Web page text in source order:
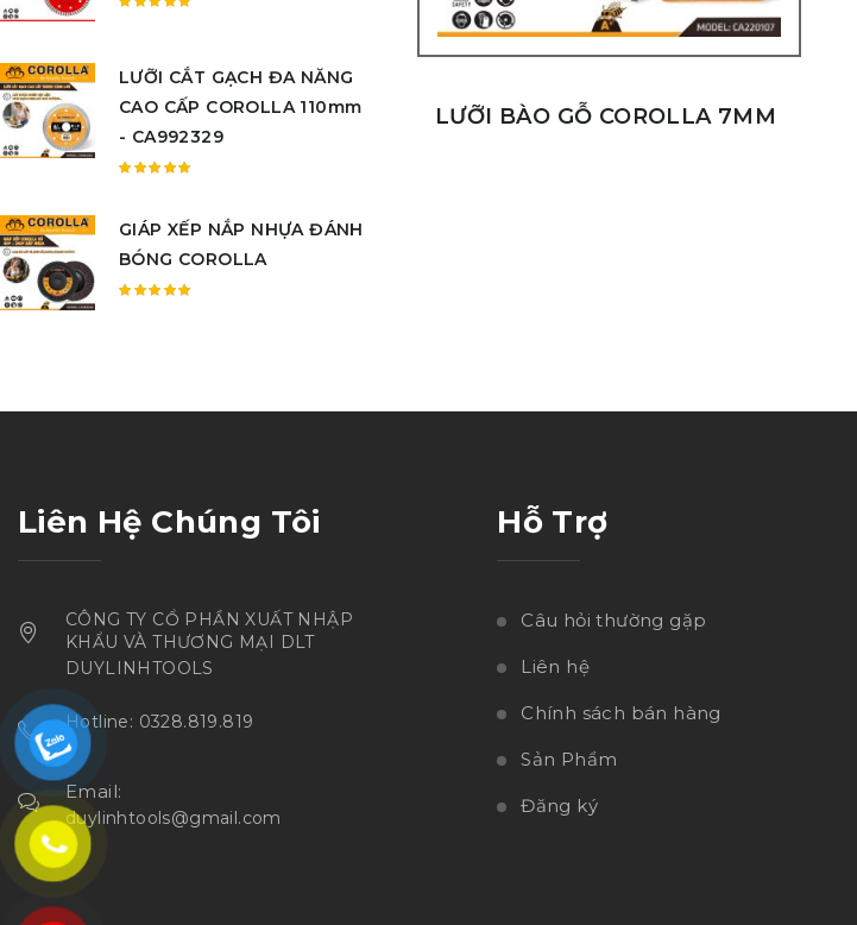
LƯỠI BÀO GỖ COROLLA 7MM
5.00 5
sao
LƯỠI CẮT GẠCH ĐA NĂNG
CAO CẤP COROLLA 110mm
- CA992329
hạng
5.00 5
GIÁP XẾP NẮP NHỰA ĐÁNH
BÓNG COROLLA
Liên Hệ Chúng Tôi
CÔNG TY CỔ PHẦN XUẤT NHẬP
KHẨU VÀ THƯƠNG MẠI DLT
DUYLINHTOOLS
Hotline: 0328.819.819
Email:
duylinhtools@gmail.com
Hỗ Trợ
Câu hỏi thường gặp
Liên hệ
Chính sách bán hàng
Sản Phẩm
Đăng ký